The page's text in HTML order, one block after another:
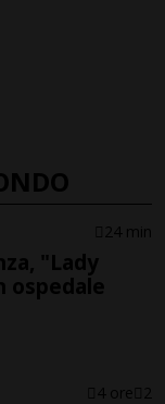
24 min
"Lady
ospedale
4 ore 2